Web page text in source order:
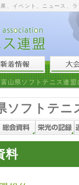
、イベント、ニュース、
富山県ソフトテニス連盟
ソフトテニ
料